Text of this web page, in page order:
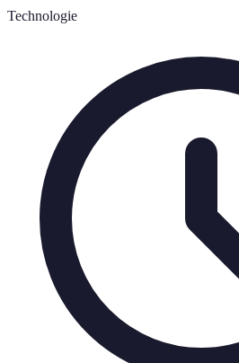
Technologie